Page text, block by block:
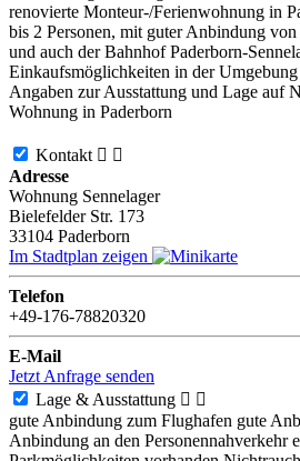
renovierte Monteur-/Ferienwohnung in
bis 2 Personen, mit guter Anbindung
und auch der Bahnhof Paderborn-
Einkaufsmöglichkeiten in der
Angaben zur Ausstattung und Lage auf
Wohnung in Paderborn
Kontakt  
Adresse
Wohnung Sennelager
Bielefelder Str. 173
33104 Paderborn
Im Stadtplan zeigen
Telefon
+49-176-78820320
E-Mail
Jetzt Anfrage senden
Lage & Ausstattung  
gute Anbindung zum Flughafen gute
Anbindung an den Personennahverkehr